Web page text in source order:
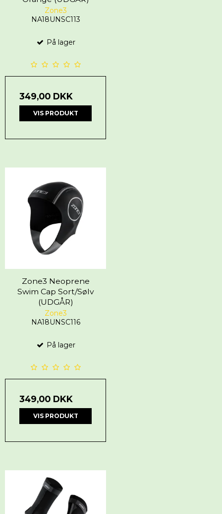
Zone3
NA18UNSC113
På lager
349,00 DKK
VIS PRODUKT
Zone3 Neoprene
Swim Cap Sort/Sølv
(UDGÅR)
Zone3
NA18UNSC116
På lager
349,00 DKK
VIS PRODUKT